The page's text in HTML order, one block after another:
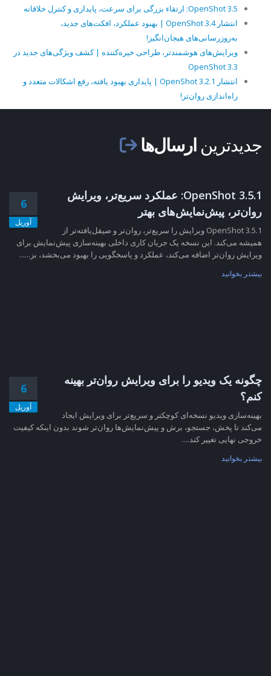
OpenShot 3.5: ارتقاء بزرگی برای سرعت، پایداری و کنترل خلاقانه
انتشار OpenShot 3.4 | بهبود عملکرد، افکت‌های جدید،
به‌روزرسانی‌های هیجان‌انگیز!
ویرایش‌های هوشمندتر، طراحی خیره‌کننده | کشف ویژگی‌های جدید در
OpenShot 3.3
انتشار OpenShot 3.2.1 | پایداری بهبود یافته، رفع اشکالات متعدد و
راه‌اندازی روان‌تر!
جدیدترین ارسال‌ها
6
آوریل
OpenShot 3.5.1: عملکرد سریع‌تر، ویرایش
روان‌تر، پیش‌نمایش‌های بهتر
OpenShot 3.5.1 ویرایش را سریع‌تر، روان‌تر و صیقل‌یافته‌تر از
همیشه می‌کند. این نسخه یک جریان کاری داخلی بهینه‌سازی پیش‌نمایش برای
ویرایش روان‌تر اضافه می‌کند، عملکرد و پاسخگویی را بهبود می‌بخشد، بز......
بیشتر بخوانید
6
آوریل
چگونه یک ویدیو را برای ویرایش روان‌تر بهینه
کنم؟
بهینه‌سازی ویدیو نسخه‌ای کوچکتر و سریع‌تر برای ویرایش ایجاد
می‌کند تا پخش، جستجو، برش و پیش‌نمایش‌ها روان‌تر شوند بدون اینکه کیفیت
خروجی نهایی تغییر کند....
بیشتر بخوانید